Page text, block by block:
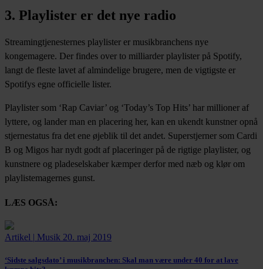
3. Playlister er det nye radio
Streamingtjenesternes playlister er musikbranchens nye
kongemagere. Der findes over to milliarder playlister på Spotify,
langt de fleste lavet af almindelige brugere, men de vigtigste er
Spotifys egne officielle lister.
Playlister som ‘Rap Caviar’ og ‘Today’s Top Hits’ har millioner af
lyttere, og lander man en placering her, kan en ukendt kunstner opnå
stjernestatus fra det ene øjeblik til det andet. Superstjerner som Cardi
B og Migos har nydt godt af placeringer på de rigtige playlister, og
kunstnere og pladeselskaber kæmper derfor med næb og klør om
playlistemagernes gunst.
LÆS OGSÅ:
Artikel | Musik 20. maj 2019
‘Sidste salgsdato’ i musikbranchen: Skal man være under 40 for at lave